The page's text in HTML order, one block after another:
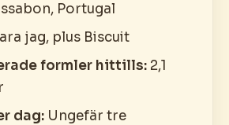
Portugal
jag, plus Biscuit
formler hittills: 2,1
dag: Ungefär tre